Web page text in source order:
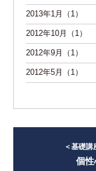
2013年1月（1）
2012年10月（1）
2012年9月（1）
2012年5月（1）
＜基礎
個